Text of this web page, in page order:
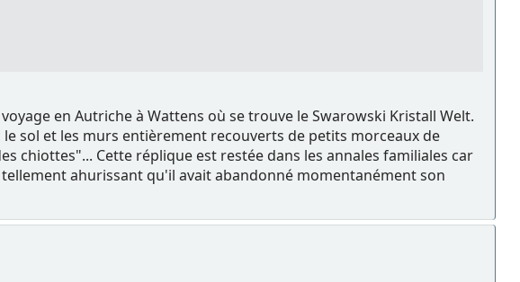
en Autriche à Wattens où se trouve le Swarowski Kristall Welt.
sol et les murs entièrement recouverts de petits morceaux de
chiottes"... Cette réplique est restée dans les annales familiales car
ahurissant qu'il avait abandonné momentanément son